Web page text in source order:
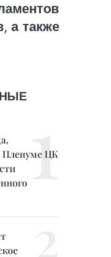
а также
Пленуме ЦК